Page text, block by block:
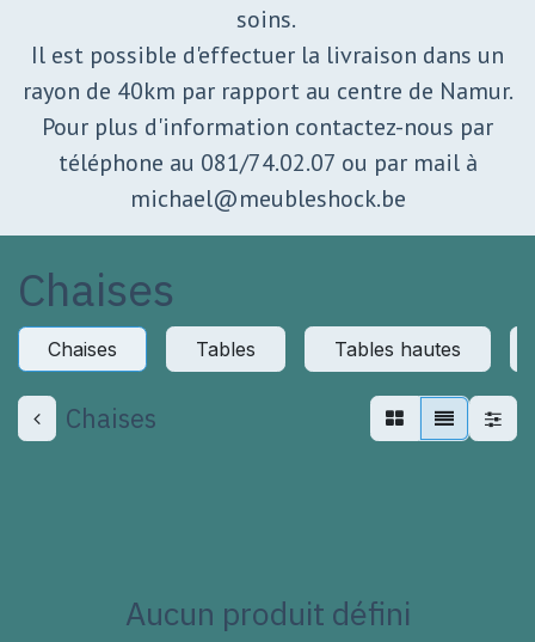
soins.
Il est possible d'effectuer la livraison dans un
rayon de 40km par rapport au centre de Namur.
Pour plus d'information contactez-nous par
téléphone au 081/74.02.07 ou par mail à
michael@meubleshock.be
Chaises
Chaises Tables Tables hautes
Chaises
Aucun produit défini